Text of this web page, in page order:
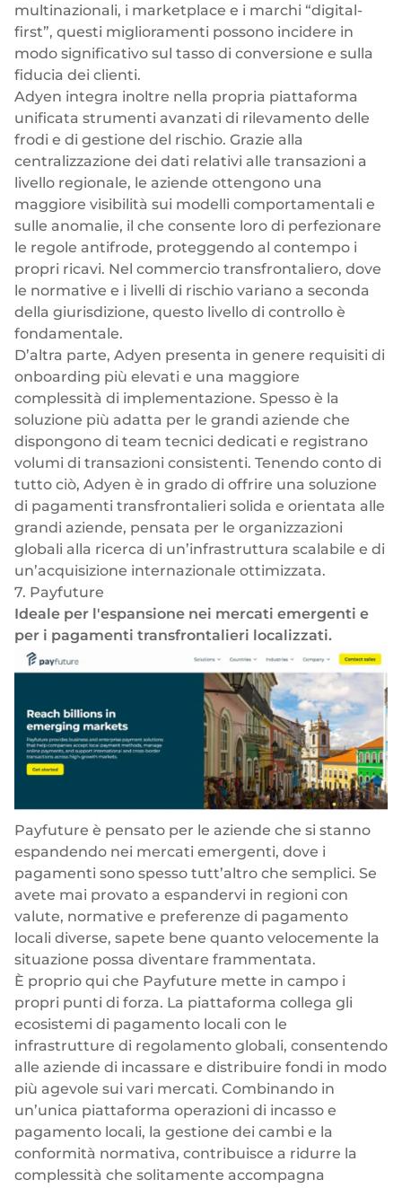
multinazionali, i marketplace e i marchi “digital-
first”, questi miglioramenti possono incidere in
modo significativo sul tasso di conversione e sulla
fiducia dei clienti.
Adyen integra inoltre nella propria piattaforma
unificata strumenti avanzati di rilevamento delle
frodi e di gestione del rischio. Grazie alla
centralizzazione dei dati relativi alle transazioni a
livello regionale, le aziende ottengono una
maggiore visibilità sui modelli comportamentali e
sulle anomalie, il che consente loro di perfezionare
le regole antifrode, proteggendo al contempo i
propri ricavi. Nel commercio transfrontaliero, dove
le normative e i livelli di rischio variano a seconda
della giurisdizione, questo livello di controllo è
fondamentale.
D’altra parte, Adyen presenta in genere requisiti di
onboarding più elevati e una maggiore
complessità di implementazione. Spesso è la
soluzione più adatta per le grandi aziende che
dispongono di team tecnici dedicati e registrano
volumi di transazioni consistenti. Tenendo conto di
tutto ciò, Adyen è in grado di offrire una soluzione
di pagamenti transfrontalieri solida e orientata alle
grandi aziende, pensata per le organizzazioni
globali alla ricerca di un’infrastruttura scalabile e di
un’acquisizione internazionale ottimizzata.
7. Payfuture
Ideale per l'espansione nei mercati emergenti e
per i pagamenti transfrontalieri localizzati.
Payfuture è pensato per le aziende che si stanno
espandendo nei mercati emergenti, dove i
pagamenti sono spesso tutt’altro che semplici. Se
avete mai provato a espandervi in regioni con
valute, normative e preferenze di pagamento
locali diverse, sapete bene quanto velocemente la
situazione possa diventare frammentata.
È proprio qui che Payfuture mette in campo i
propri punti di forza. La piattaforma collega gli
ecosistemi di pagamento locali con le
infrastrutture di regolamento globali, consentendo
alle aziende di incassare e distribuire fondi in modo
più agevole sui vari mercati. Combinando in
un’unica piattaforma operazioni di incasso e
pagamento locali, la gestione dei cambi e la
conformità normativa, contribuisce a ridurre la
complessità che solitamente accompagna